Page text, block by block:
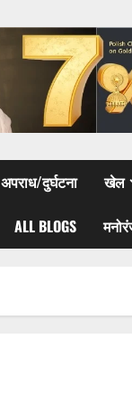
अपराध/दुर्घटना खेल
ALL BLOGS